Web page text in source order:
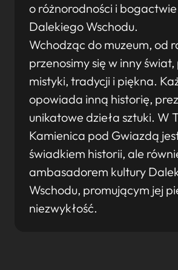
o różnorodności i
Dalekiego Wschodu.
Wchodząc do muzeum, od
przenosimy się w inny świat,
mistyki, tradycji i piękna.
opowiada inną historię,
unikatowe dzieła sztuki. W
Kamienica pod Gwiazdą
świadkiem historii, ale
ambasadorem kultury
Wschodu, promującym jej
niezwykłość.